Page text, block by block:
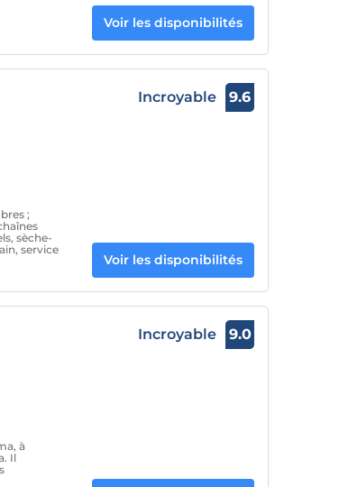
Voir les disponibilités
;
sèche-
service
Incroyable 9.6
Voir les disponibilités
à
Il
Incroyable 9.0